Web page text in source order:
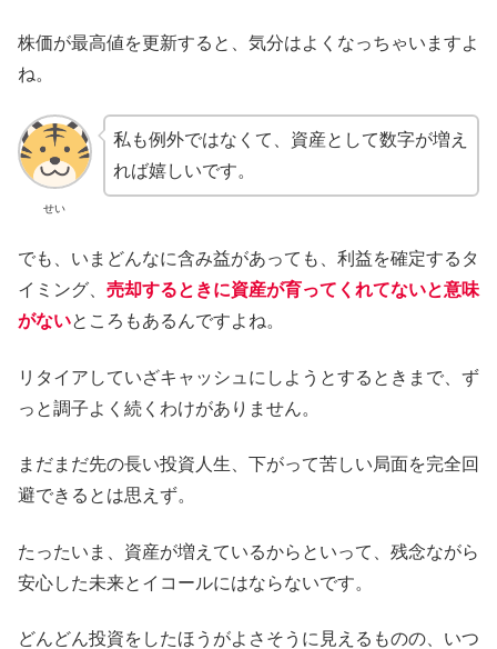
株価が最高値を更新すると、気分はよくなっちゃいますよ
ね。
せい
私も例外ではなくて、資産として数字が増え
れば嬉しいです。
でも、いまどんなに含み益があっても、利益を確定するタ
イミング、 売却するときに資産が育ってくれてないと意味
がないところもあるんですよね。
リタイアしていざキャッシュにしようとするときまで、ず
っと調子よく続くわけがありません。
まだまだ先の長い投資人生、下がって苦しい局面を完全回
避できるとは思えず。
たったいま、資産が増えているからといって、残念ながら
安心した未来とイコールにはならないです。
どんどん投資をしたほうがよさそうに見えるものの、いつ